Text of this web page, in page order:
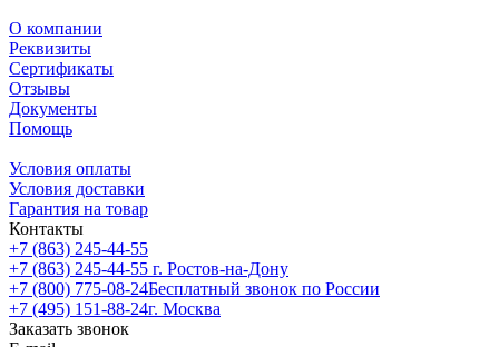
О компании
Реквизиты
Сертификаты
Отзывы
Документы
Помощь
Условия оплаты
Условия доставки
Гарантия на товар
Контакты
+7 (863) 245-44-55
+7 (863) 245-44-55 г. Ростов-на-Дону
+7 (800) 775-08-24Бесплатный звонок по России
+7 (495) 151-88-24г. Москва
Заказать звонок